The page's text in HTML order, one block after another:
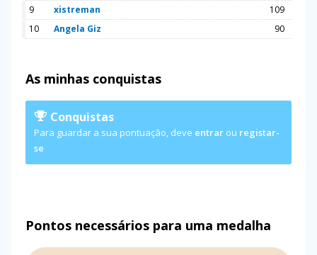
9
xistreman
109
10
Angela Giz 90
As minhas conquistas
Conquistas
Para guardar a sua pontuação, deve entrar ou registar-
se
Pontos necessários para uma medalha